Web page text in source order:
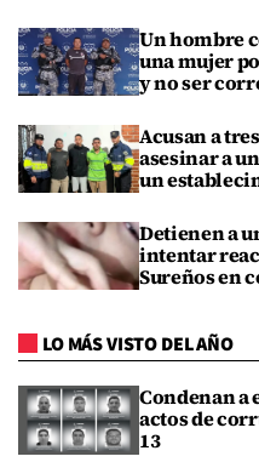
Un hombre
una mujer
y no ser
Acusan a
asesinar a
un
Detienen a
intentar
Sureños en
LO MÁS VISTO DEL AÑO
Condenan a
actos de
13